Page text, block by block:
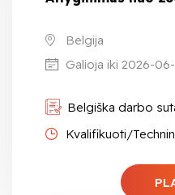
Belgija
Galioja iki 2026-
Belgiška darbo
Kvalifikuoti/